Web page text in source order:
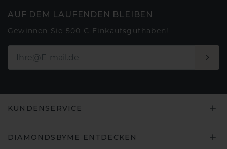
AUF DEM LAUFENDEN BLEIBEN
Gewinnen Sie 500 € Einkaufsguthaben!
KUNDENSERVICE
DIAMONDSBYME ENTDECKEN